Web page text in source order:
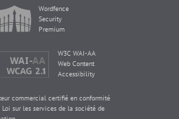
Wordfence
Security
Premium
W3C WAI-AA
Web Content
Accessibility
commercial certifié en conformité
sur les services de la société de